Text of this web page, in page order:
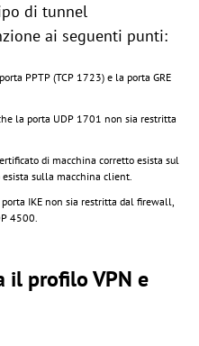
di tunnel
ai seguenti punti:
PPTP (TCP 1723) e la porta GRE
la porta UDP 1701 non sia restritta
di macchina corretto esista sul
sulla macchina client.
IKE non sia restritta dal firewall,
4500.
il profilo VPN e